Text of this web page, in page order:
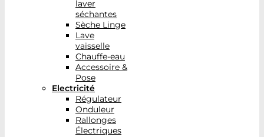
laver
séchantes
Sèche Linge
Lave
vaisselle
Chauffe-eau
Accessoire &
Pose
Electricité
Régulateur
Onduleur
Rallonges
Électriques